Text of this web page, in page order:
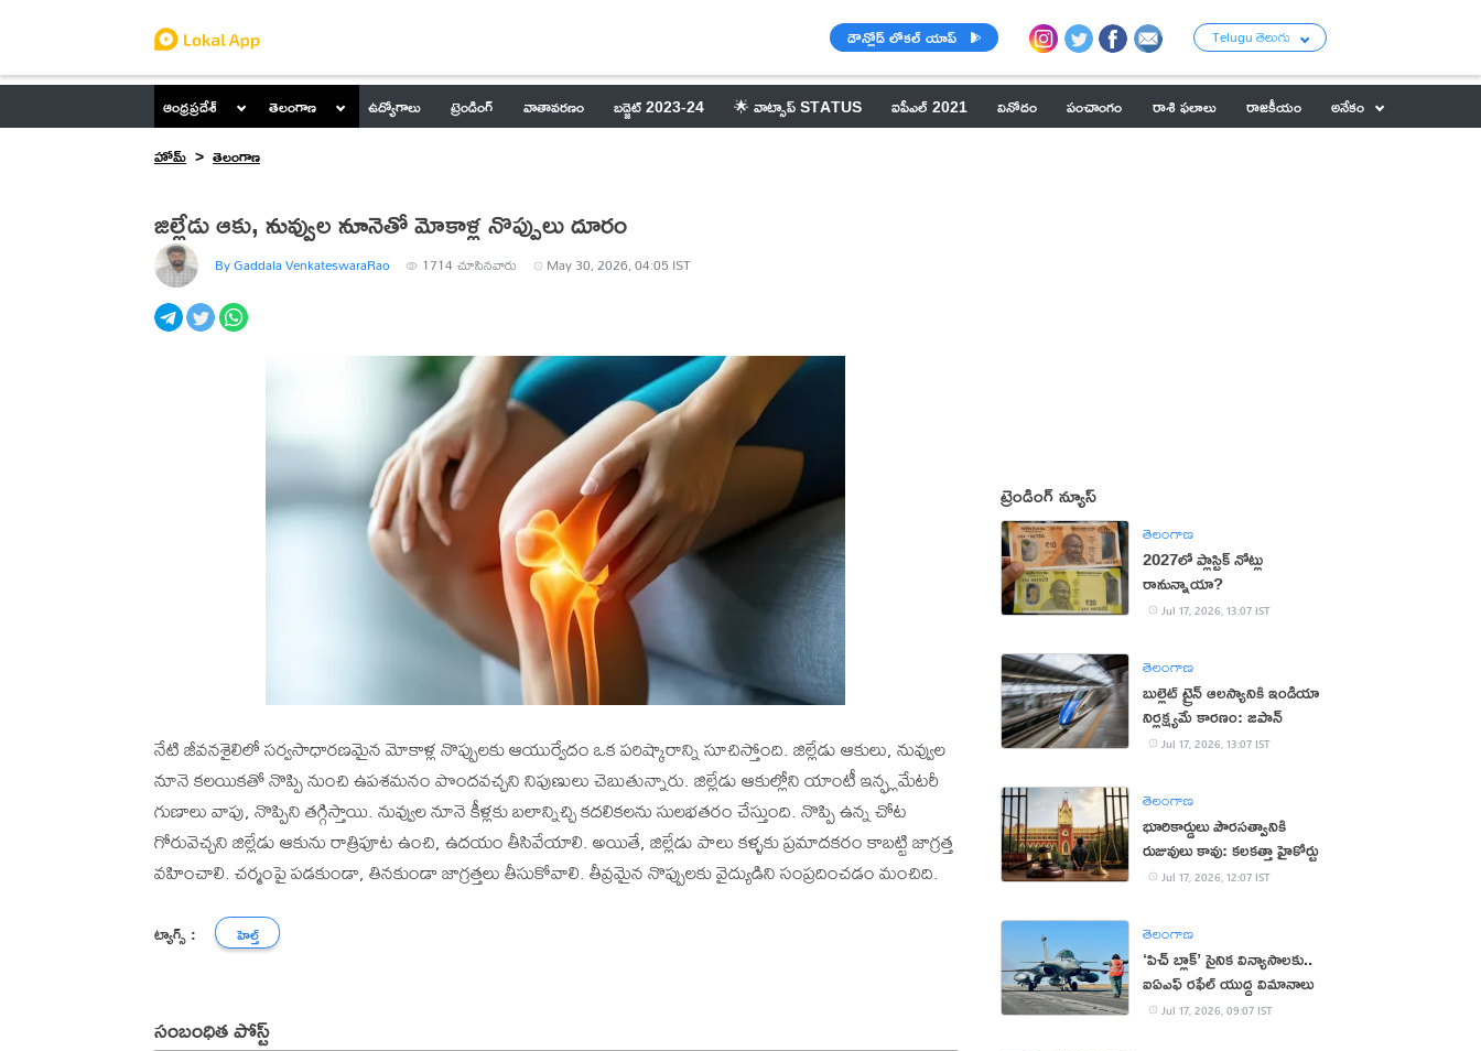
డౌన్లోడ్ లోకల్ యాప్ Telugu తెలుగు
ఆంధ్రప్రదేశ్ తెలంగాణ ఉద్యోగాలు ట్రెండింగ్ వాతావరణం బడ్జెట్ 2023-24 🌟 వాట్సాప్ STATUS ఐపీఎల్ 2021 వినోదం పంచాంగం రాశి ఫలాలు రాజకీయం
అనేకం
హోమ్
తెలంగాణ
జిల్లేడు ఆకు, నువ్వుల నూనెతో మోకాళ్ల నొప్పులు దూరం
By Gaddala VenkateswaraRao 1714చూసినవారు May 30, 2026, 04:05 IST
నేటి జీవనశైలిలో సర్వసాధారణమైన మోకాళ్ల నొప్పులకు ఆయుర్వేదం ఒక పరిష్కారాన్ని సూచిస్తోంది. జిల్లేడు ఆకులు, నువ్వుల
నూనె కలయికతో నొప్పి నుంచి ఉపశమనం పొందవచ్చని నిపుణులు చెబుతున్నారు. జిల్లేడు ఆకుల్లోని యాంటీ ఇన్ఫ్లమేటరీ
గుణాలు వాపు, నొప్పిని తగ్గిస్తాయి. నువ్వుల నూనె కీళ్లకు బలాన్నిచ్చి కదలికలను సులభతరం చేస్తుంది. నొప్పి ఉన్న చోట
గోరువెచ్చని జిల్లేడు ఆకును రాత్రిపూట ఉంచి, ఉదయం తీసివేయాలి. అయితే, జిల్లేడు పాలు కళ్ళకు ప్రమాదకరం కాబట్టి జాగ్రత్త
వహించాలి. చర్మంపై పడకుండా, తినకుండా జాగ్రత్తలు తీసుకోవాలి. తీవ్రమైన నొప్పులకు వైద్యుడిని సంప్రదించడం మంచిది.
ట్యాగ్స్ : హెల్త్
సంబంధిత పోస్ట్
ట్రెండింగ్ న్యూస్
తెలంగాణ
2027లో ప్లాస్టిక్ నోట్లు
రానున్నాయా?
Jul 17, 2026, 13:07 IST
తెలంగాణ
బుల్లెట్ ట్రైన్ ఆలస్యానికి ఇండియా
నిర్లక్ష్యమే కారణం: జపాన్
Jul 17, 2026, 13:07 IST
తెలంగాణ
భూరికార్డులు పౌరసత్వానికి
రుజువులు కావు: కలకత్తా హైకోర్టు
Jul 17, 2026, 12:07 IST
తెలంగాణ
‘పిచ్ బ్లాక్’ సైనిక విన్యాసాల‌కు..
ఐఏఎఫ్ ర‌ఫేల్ యుద్ధ విమానాలు
Jul 17, 2026, 09:07 IST